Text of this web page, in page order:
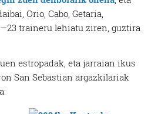
Orio, Cabo, Getaria,
traineru lehiatu ziren, guztira
estropadak, eta jarraian ikus
San Sebastian argazkilariak